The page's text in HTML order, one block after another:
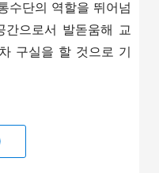
수단의 역할을 뛰어넘
간으로서 발돋움해 교
구실을 할 것으로 기